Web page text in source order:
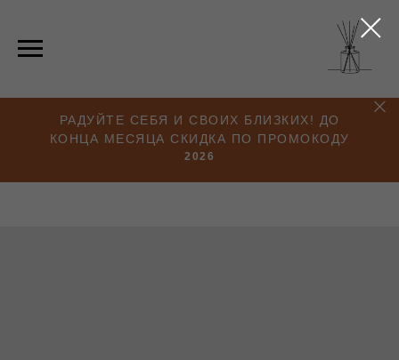
РАДУЙТЕ СЕБЯ И СВОИХ БЛИЗКИХ! ДО
КОНЦА МЕСЯЦА СКИДКА ПО ПРОМОКОДУ
2026